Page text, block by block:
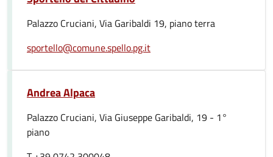
Palazzo Cruciani, Via Garibaldi 19, piano terra
sportello@comune.spello.pg.it
Andrea Alpaca
Palazzo Cruciani, Via Giuseppe Garibaldi, 19 - 1°
piano